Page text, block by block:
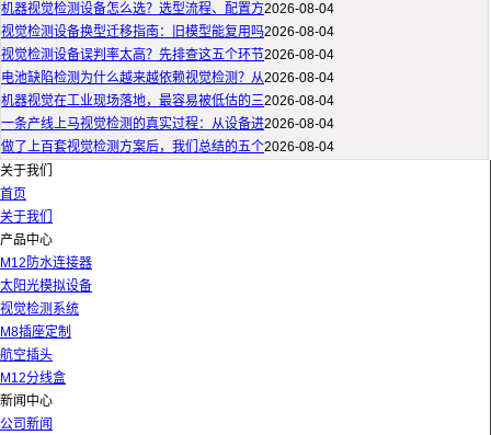
机器视觉检测设备怎么选？选型流程、配置方2026-08-04
视觉检测设备换型迁移指南：旧模型能复用吗2026-08-04
视觉检测设备误判率太高？先排查这五个环节2026-08-04
电池缺陷检测为什么越来越依赖视觉检测？从2026-08-04
机器视觉在工业现场落地，最容易被低估的三2026-08-04
一条产线上马视觉检测的真实过程：从设备进2026-08-04
做了上百套视觉检测方案后，我们总结的五个2026-08-04
关于我们
首页
关于我们
产品中心
M12防水连接器
太阳光模拟设备
视觉检测系统
M8插座定制
航空插头
M12分线盒
新闻中心
公司新闻